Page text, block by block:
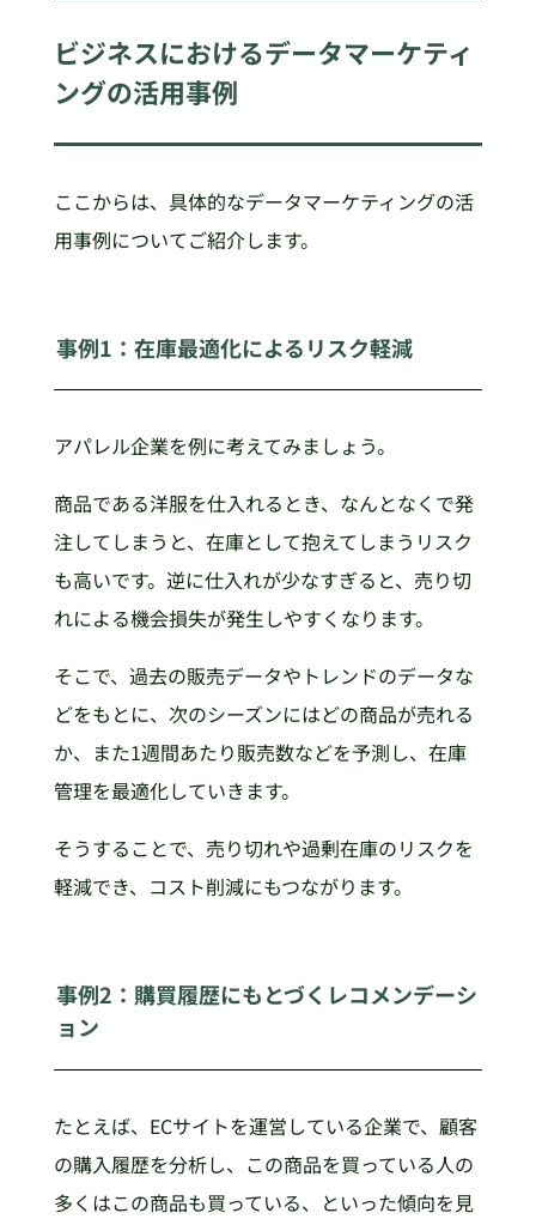
ビジネスにおけるデータマーケティ
ングの活用事例
ここからは、具体的なデータマーケティングの活
用事例についてご紹介します。
事例1：在庫最適化によるリスク軽減
アパレル企業を例に考えてみましょう。
商品である洋服を仕入れるとき、なんとなくで発
注してしまうと、在庫として抱えてしまうリスク
も高いです。逆に仕入れが少なすぎると、売り切
れによる機会損失が発生しやすくなります。
そこで、過去の販売データやトレンドのデータな
どをもとに、次のシーズンにはどの商品が売れる
か、また1週間あたり販売数などを予測し、在庫
管理を最適化していきます。
そうすることで、売り切れや過剰在庫のリスクを
軽減でき、コスト削減にもつながります。
事例2：購買履歴にもとづくレコメンデーシ
ョン
たとえば、ECサイトを運営している企業で、顧客
の購入履歴を分析し、この商品を買っている人の
多くはこの商品も買っている、といった傾向を見